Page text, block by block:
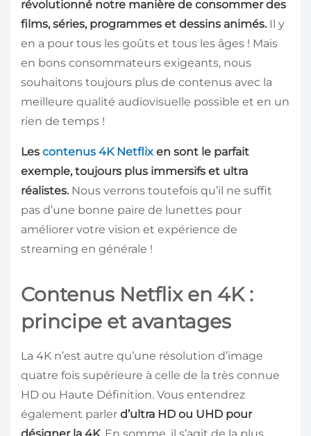
révolutionné notre manière de consommer des
films, séries, programmes et dessins animés. Il y
en a pour tous les goûts et tous les âges ! Mais
en bons consommateurs exigeants, nous
souhaitons toujours plus de contenus avec la
meilleure qualité audiovisuelle possible et en un
rien de temps !
Les contenus 4K Netflix en sont le parfait
exemple, toujours plus immersifs et ultra
réalistes. Nous verrons toutefois qu’il ne suffit
pas d’une bonne paire de lunettes pour
améliorer votre vision et expérience de
streaming en générale !
Contenus Netflix en 4K :
principe et avantages
La 4K n’est autre qu’une résolution d’image
quatre fois supérieure à celle de la très connue
HD ou Haute Définition. Vous entendrez
également parler d’ultra HD ou UHD pour